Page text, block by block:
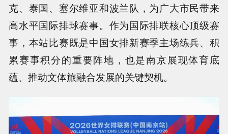
克、泰国、塞尔维亚和波兰队，为广大市民带来
高水平国际排球赛事。作为国际排联核心顶级赛
事，本站比赛既是中国女排新赛季主场练兵、积
累赛事积分的重要阵地，也是南京展现体育底
蕴、推动文体旅融合发展的关键契机。